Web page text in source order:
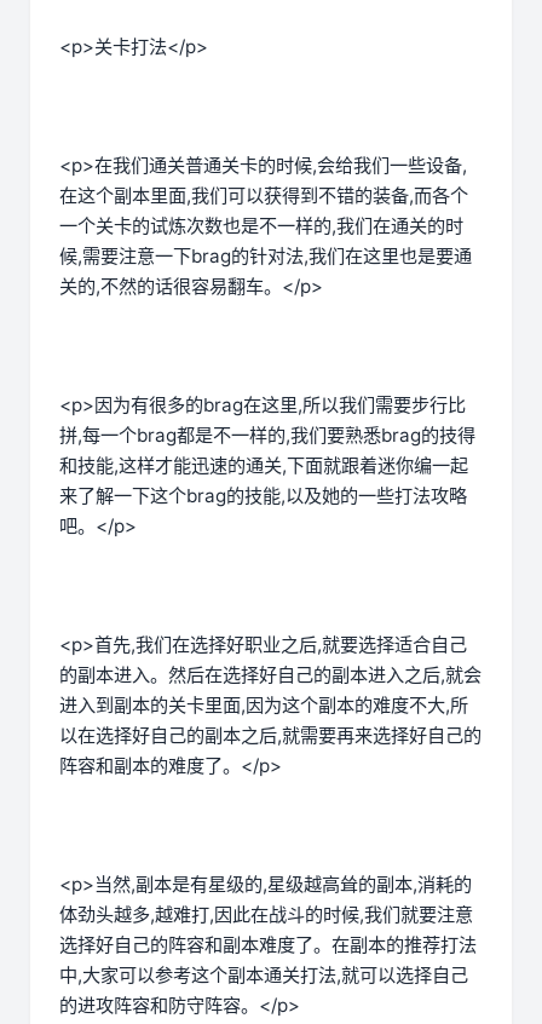
<p>关卡打法</p>
<p>在我们通关普通关卡的时候,会给我们一些设备,
在这个副本里面,我们可以获得到不错的装备,而各个
一个关卡的试炼次数也是不一样的,我们在通关的时
候,需要注意一下brag的针对法,我们在这里也是要通
关的,不然的话很容易翻车。</p>
<p>因为有很多的brag在这里,所以我们需要步行比
拼,每一个brag都是不一样的,我们要熟悉brag的技得
和技能,这样才能迅速的通关,下面就跟着迷你编一起
来了解一下这个brag的技能,以及她的一些打法攻略
吧。</p>
<p>首先,我们在选择好职业之后,就要选择适合自己
的副本进入。然后在选择好自己的副本进入之后,就会
进入到副本的关卡里面,因为这个副本的难度不大,所
以在选择好自己的副本之后,就需要再来选择好自己的
阵容和副本的难度了。</p>
<p>当然,副本是有星级的,星级越高耸的副本,消耗的
体劲头越多,越难打,因此在战斗的时候,我们就要注意
选择好自己的阵容和副本难度了。在副本的推荐打法
中,大家可以参考这个副本通关打法,就可以选择自己
的进攻阵容和防守阵容。</p>